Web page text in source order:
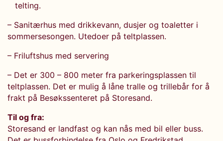
telting.
– Sanitærhus med drikkevann, dusjer og toaletter i
sommersesongen. Utedoer på teltplassen.
– Friluftshus med servering
– Det er 300 – 800 meter fra parkeringsplassen til
teltplassen. Det er mulig å låne tralle og trillebår for å
frakt på Besøkssenteret på Storesand.
Til og fra:
Storesand er landfast og kan nås med bil eller buss.